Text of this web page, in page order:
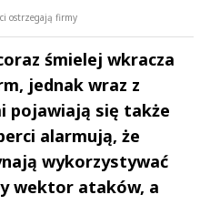
ostrzegają firmy
śmielej wkracza
jednak wraz z
pojawiają się także
alarmują, że
wykorzystywać
wektor ataków, a